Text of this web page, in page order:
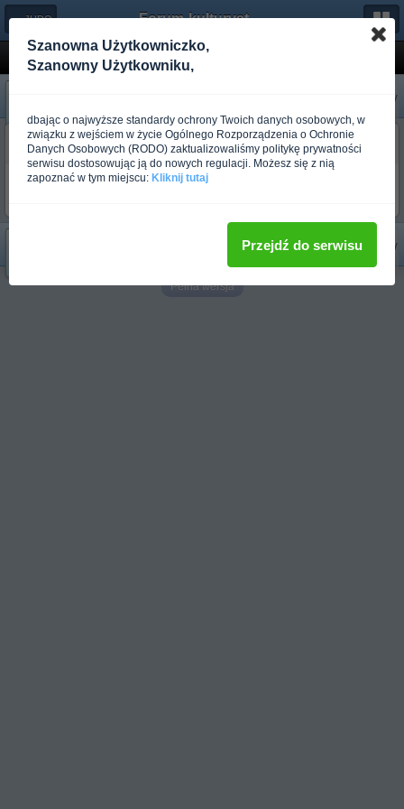
← JUDO Forum-kulturystyka.pl
Pytanie do judokow w kwestii formalnej
Poprzedni
Następny
»
budo_mags
Ponad rok temu
przeca to nie niuans, tylko taka sama podstawowa zasada, jak rzut
Następny
Pełna wersja
Szanowna Użytkowniczko,
Szanowny Użytkowniku,
dbając o najwyższe standardy ochrony Twoich danych osobowych, w
związku z wejściem w życie Ogólnego Rozporządzenia o Ochronie
Danych Osobowych (RODO) zaktualizowaliśmy politykę prywatności
serwisu dostosowując ją do nowych regulacji. Możesz się z nią
zapoznać w tym miejscu: Kliknij tutaj
Przejdź do serwisu